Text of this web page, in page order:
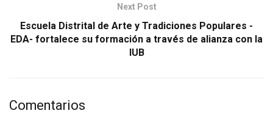
Next Post
Escuela Distrital de Arte y Tradiciones Populares -
EDA- fortalece su formación a través de alianza con la
IUB
Comentarios